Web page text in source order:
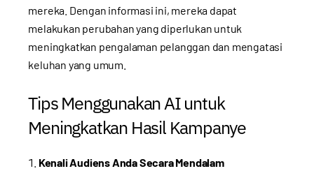
mereka. Dengan informasi ini, mereka dapat
melakukan perubahan yang diperlukan untuk
meningkatkan pengalaman pelanggan dan mengatasi
keluhan yang umum.
Tips Menggunakan AI untuk
Meningkatkan Hasil Kampanye
Kenali Audiens Anda Secara Mendalam